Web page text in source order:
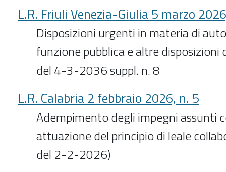
L.R. Friuli Venezia-Giulia 5 marzo
Disposizioni urgenti in materia di
funzione pubblica e altre disposizioni
del 4-3-2036 suppl. n. 8
L.R. Calabria 2 febbraio 2026, n. 5
Adempimento degli impegni assunti
attuazione del principio di leale
del 2-2-2026)